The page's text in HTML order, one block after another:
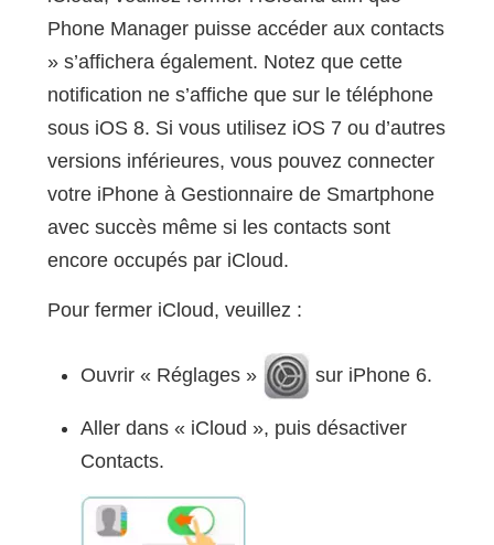
Phone Manager puisse accéder aux contacts
» s’affichera également. Notez que cette
notification ne s’affiche que sur le téléphone
sous iOS 8. Si vous utilisez iOS 7 ou d’autres
versions inférieures, vous pouvez connecter
votre iPhone à Gestionnaire de Smartphone
avec succès même si les contacts sont
encore occupés par iCloud.
Pour fermer iCloud, veuillez :
Ouvrir « Réglages » sur iPhone 6.
Aller dans « iCloud », puis désactiver
Contacts.